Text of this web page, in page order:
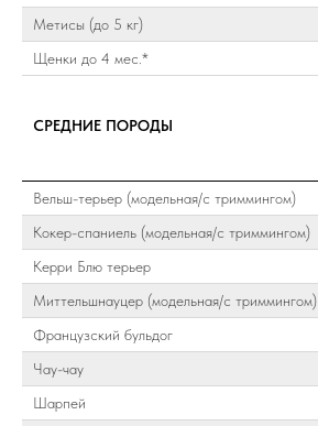
Метисы (до 5 кг)
Щенки до 4 мес.*
СРЕДНИЕ ПОРОДЫ
Вельш-терьер (модельная/с триммингом)
Кокер-спаниель (модельная/с триммингом)
Керри Блю терьер
Миттельшнауцер (модельная/с триммингом)
Французский бульдог
Чау-чау
Шарпей